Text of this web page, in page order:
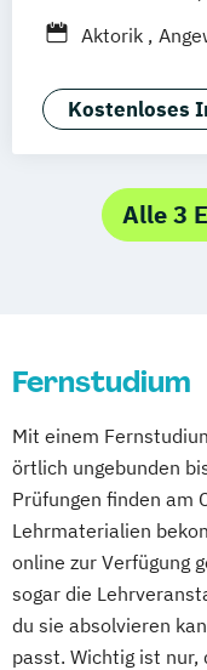
International
Maschinenbau
Mechatronik
Medical
Zürich
Aktorik
Animation
Digital
Digitale
Digitale
Digitales
Einführung in
Einführung in
Elektrische
Elektro- und
Kostenloses
Alle 3
Fernstudium
Mit einem
örtlich ungebunden
Prüfungen finden am
Lehrmaterialien
online zur Verfügung
sogar die
du sie absolvieren
passt. Wichtig ist nur,